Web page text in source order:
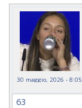
30 maggio, 2026 - 8:05
63